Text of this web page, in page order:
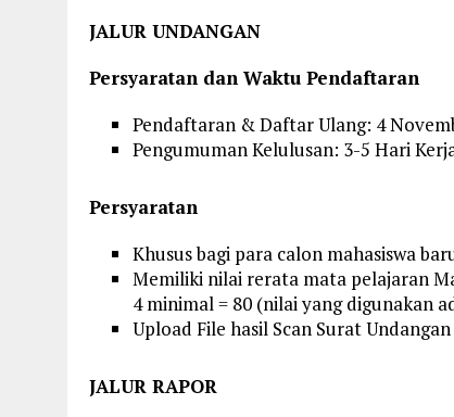
JALUR UNDANGAN
Persyaratan dan Waktu Pendaftaran
Pendaftaran & Daftar Ulang: 4
Pengumuman Kelulusan: 3-5 Hari
Persyaratan
Khusus bagi para calon mahasiswa
Memiliki nilai rerata mata pelajaran
4 minimal = 80 (nilai yang digunakan
Upload File hasil Scan Surat Undangan
JALUR RAPOR